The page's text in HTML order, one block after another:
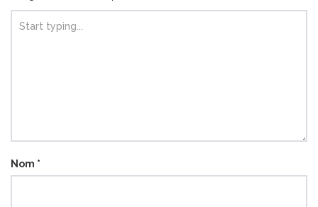
Nom *